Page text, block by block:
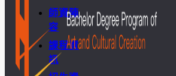
師資陣
容
課程資
訊